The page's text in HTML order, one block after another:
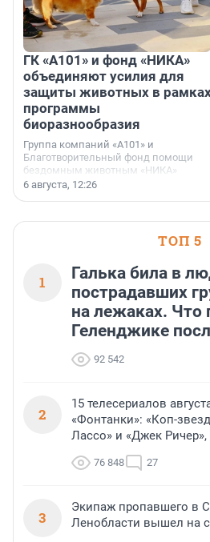
ГК «А101» и фонд «НИКА»
объединяют усилия для
защиты животных в
программы
биоразнообразия
Группа компаний «А101» и
Благотворительный фонд помощи
бездомным животным «НИКА»
заключили соглашение о
6 августа, 12:26
ТОП 5
1
Галька била в
пострадавших
на лежаках. Что
Геленджике
92 542
2
15 телесериалов
«Фонтанки»: «Коп-
Лассо» и «Джек
76 848 27
3
Экипаж пропавшего в
Ленобласти вышел на